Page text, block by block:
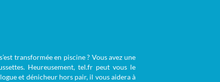
transformée en piscine ? Vous avez une
Heureusement, tel.fr peut vous le
et dénicheur hors pair, il vous aidera à